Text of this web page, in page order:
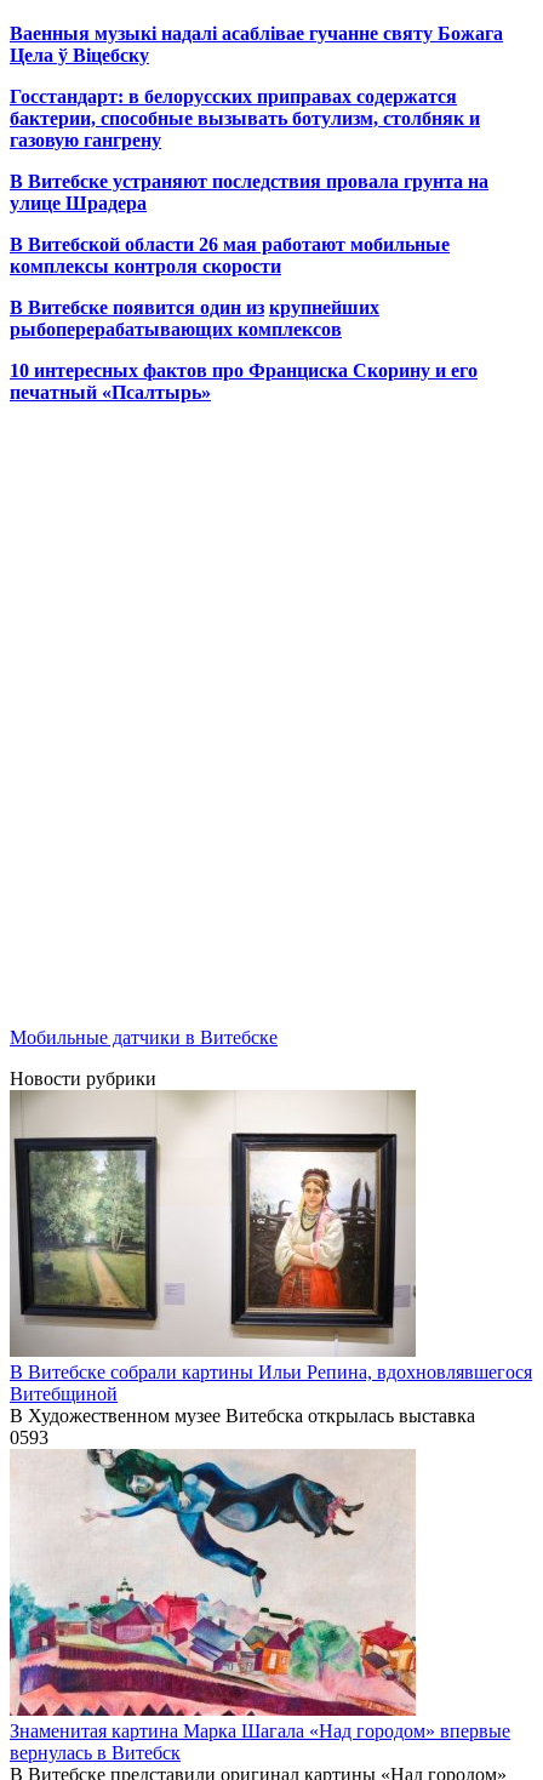
Ваенныя музыкі надалі асаблівае гучанне святу Божага
Цела ў Віцебску
Госстандарт: в белорусских приправах содержатся
бактерии, способные вызывать ботулизм, столбняк и
газовую гангрену
В Витебске устраняют последствия провала грунта на
улице Шрадера
В Витебской области 26 мая работают мобильные
комплексы контроля скорости
В Витебске появится один из крупнейших
рыбоперерабатывающих комплексов
10 интересных фактов про Франциска Скорину и его
печатный «Псалтырь»
Мобильные датчики в Витебске
Новости рубрики
В Витебске собрали картины Ильи Репина, вдохновлявшегося
Витебщиной
В Художественном музее Витебска открылась выставка
0593
Знаменитая картина Марка Шагала «Над городом» впервые
вернулась в Витебск
В Витебске представили оригинал картины «Над городом»